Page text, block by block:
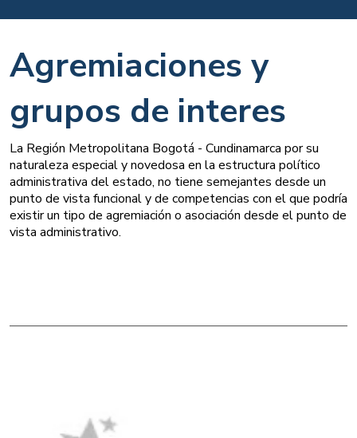
Agremiaciones y
grupos de interes
La Región Metropolitana Bogotá - Cundinamarca por su
naturaleza especial y novedosa en la estructura político
administrativa del estado, no tiene semejantes desde un
punto de vista funcional y de competencias con el que podría
existir un tipo de agremiación o asociación desde el punto de
vista administrativo.